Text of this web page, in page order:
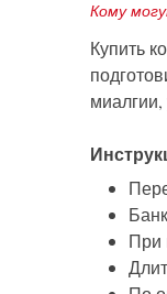
Кому
Купить
При